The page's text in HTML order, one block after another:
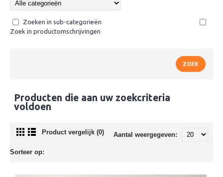
Zoeken in sub-categorieën
Zoek in productomschrijvingen
Producten die aan uw zoekcriteria
voldoen
Product vergelijk (0) Aantal weergegeven:
Sorteer op: